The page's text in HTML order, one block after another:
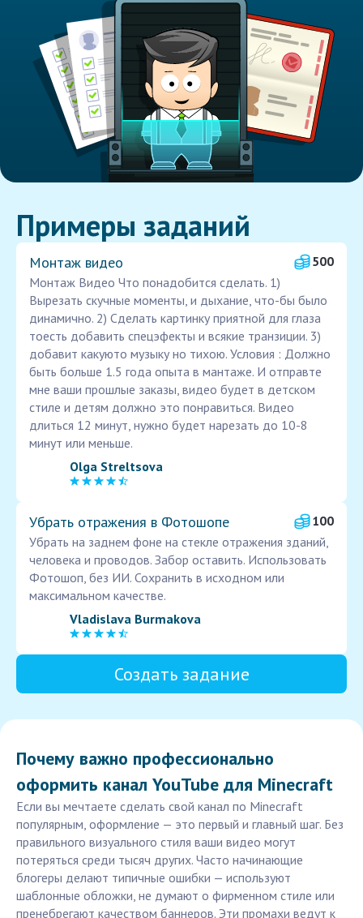
Примеры заданий
Монтаж видео
500
Монтаж Видео Что понадобится сделать. 1)
Вырезать скучные моменты, и дыхание, что-бы было
динамично. 2) Сделать картинку приятной для глаза
тоесть добавить спецэфекты и всякие транзиции. 3)
добавит какуюто музыку но тихою. Условия : Должно
быть больше 1.5 года опыта в мантаже. И отправте
мне ваши прошлые заказы, видео будет в детском
стиле и детям должно это понравиться. Видео
длиться 12 минут, нужно будет нарезать до 10-8
минут или меньше.
Olga Streltsova
Убрать отражения в Фотошопе
100
Убрать на заднем фоне на стекле отражения зданий,
человека и проводов. Забор оставить. Использовать
Фотошоп, без ИИ. Сохранить в исходном или
максимальном качестве.
Vladislava Burmakova
Создать задание
Почему важно профессионально
оформить канал YouTube для Minecraft
Если вы мечтаете сделать свой канал по Minecraft
популярным, оформление — это первый и главный шаг. Без
правильного визуального стиля ваши видео могут
потеряться среди тысяч других. Часто начинающие
блогеры делают типичные ошибки — используют
шаблонные обложки, не думают о фирменном стиле или
пренебрегают качеством баннеров. Эти промахи ведут к